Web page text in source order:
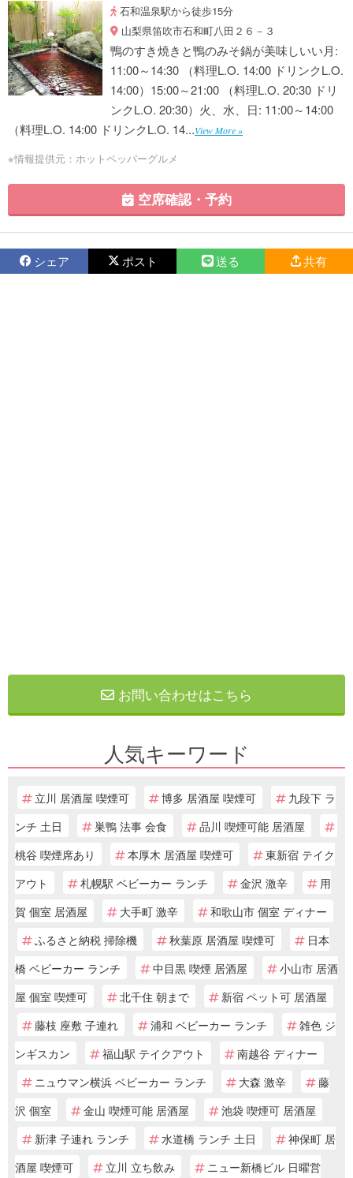
石和温泉駅から徒歩15分
山梨県笛吹市石和町八田２６－３
鴨のすき焼きと鴨のみそ鍋が美味しいい月:
11:00～14:30 （料理L.O. 14:00 ドリンクL.O.
14:00）15:00～21:00 （料理L.O. 20:30 ドリ
ンクL.O. 20:30）火、水、日: 11:00～14:00
（料理L.O. 14:00 ドリンクL.O. 14...View More »
※情報提供元：ホットペッパーグルメ
空席確認・予約
シェア ポスト 送る 共有
お問い合わせはこちら
人気キーワード
立川 居酒屋 喫煙可 博多 居酒屋 喫煙可
九段下 ラ
ンチ 土日
巣鴨 法事 会食
品川 喫煙可能 居酒屋
桃谷 喫煙席あり
本厚木 居酒屋 喫煙可
東新宿 テイク
アウト
札幌駅 ベビーカー ランチ 金沢 激辛
用
賀 個室 居酒屋
大手町 激辛
和歌山市 個室 ディナー
ふるさと納税 掃除機
秋葉原 居酒屋 喫煙可
日本
橋 ベビーカー ランチ
中目黒 喫煙 居酒屋
小山市 居酒
屋 個室 喫煙可
北千住 朝まで
新宿 ペット可 居酒屋
藤枝 座敷 子連れ
浦和 ベビーカー ランチ
雑色 ジ
ンギスカン
福山駅 テイクアウト
南越谷 ディナー
ニュウマン横浜 ベビーカー ランチ
大森 激辛
藤
沢 個室
金山 喫煙可能 居酒屋
池袋 喫煙可 居酒屋
新津 子連れ ランチ
水道橋 ランチ 土日
神保町 居
酒屋 喫煙可
立川 立ち飲み ニュー新橋ビル 日曜営